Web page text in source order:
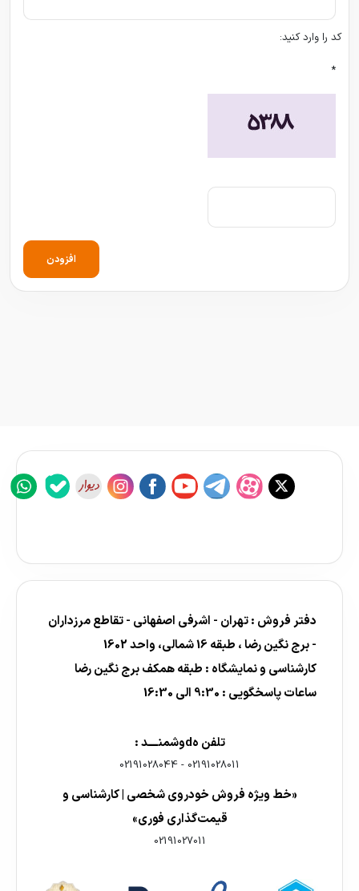
کد را وارد کنید:
*
افزودن
دفتر فروش : تهران - اشرفی اصفهانی - تقاطع مرزداران
- برج نگین رضا ، طبقه 16 شمالی، واحد 1602
کارشناسی و نمایشگاه : طبقه همکف برج نگین رضا
ساعات پاسخگویی : 9:30 الی 16:30
تلفن هdوشمنــــد :
02191028011
-
02191028044
«خط ویژه فروش خودروی شخصی | کارشناسی و
قیمت‌گذاری فوری»
02191027011